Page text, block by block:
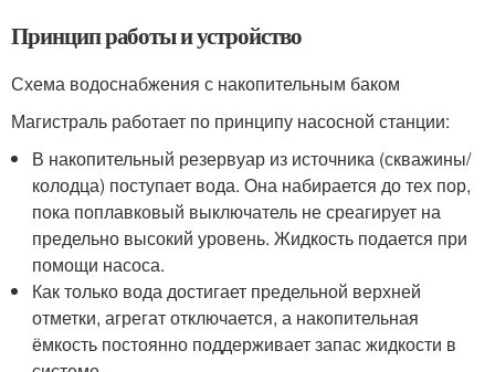
Принцип работы и устройство
Схема водоснабжения с накопительным баком
Магистраль работает по принципу насосной станции:
В накопительный резервуар из источника (скважины/
колодца) поступает вода. Она набирается до тех пор,
пока поплавковый выключатель не среагирует на
предельно высокий уровень. Жидкость подается при
помощи насоса.
Как только вода достигает предельной верхней
отметки, агрегат отключается, а накопительная
ёмкость постоянно поддерживает запас жидкости в